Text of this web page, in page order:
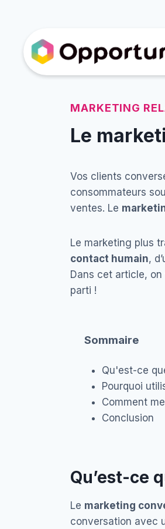
MARKETING
Le
Vos clients
consommateurs
ventes. Le
Le marketing plus
contact humain,
Dans cet article, on
parti !
Sommaire
Qu'est-ce
Pourquoi
Comment
Conclusion
Qu’est-ce
Le marketing
conversation avec